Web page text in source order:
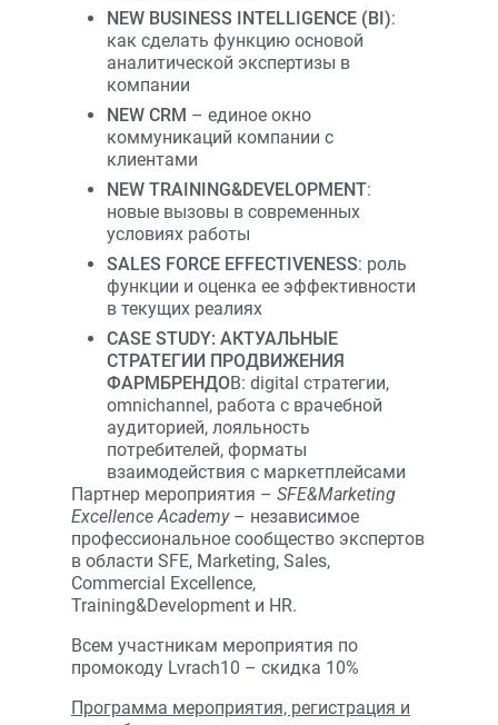
NEW BUSINESS INTELLIGENCE (BI):
как сделать функцию основой
аналитической экспертизы в
компании
NEW CRM – единое окно
коммуникаций компании с
клиентами
NEW TRAINING&DEVELOPMENT:
новые вызовы в современных
условиях работы
SALES FORCE EFFECTIVENESS: роль
функции и оценка ее эффективности
в текущих реалиях
CASE STUDY: АКТУАЛЬНЫЕ
СТРАТЕГИИ ПРОДВИЖЕНИЯ
ФАРМБРЕНДОВ: digital стратегии,
omnichannel, работа с врачебной
аудиторией, лояльность
потребителей, форматы
взаимодействия с маркетплейсами
Партнер мероприятия – SFE&Marketing
Excellence Academy– независимое
профессиональное сообщество экспертов
в области SFE, Marketing, Sales,
Commercial Excellence,
Training&Development и HR.
Всем участникам мероприятия по
промокоду Lvrach10 – скидка 10%
Программа мероприятия, регистрация и